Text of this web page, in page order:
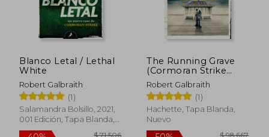
Blanco Letal / Lethal
White
Robert Galbraith
(1)
Salamandra Bolsillo, 2021,
001 Edición, Tapa Blanda,
Nuevo
The Running Grave
(Cormoran Strike
Book 7) (en Inglés)
Robert Galbraith
(1)
Hachette, Tapa Blanda,
Nuevo